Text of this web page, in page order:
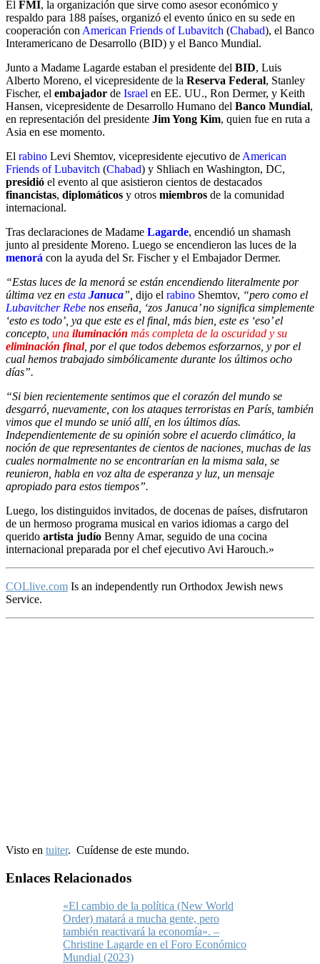
El FMI, la organización que sirve como asesor económico y
respaldo para 188 países, organizó el evento único en su sede en
cooperación con American Friends of Lubavitch (Chabad), el Banco
Interamericano de Desarrollo (BID) y el Banco Mundial.
Junto a Madame Lagarde estaban el presidente del BID, Luis
Alberto Moreno, el vicepresidente de la Reserva Federal, Stanley
Fischer, el embajador de Israel en EE. UU., Ron Dermer, y Keith
Hansen, vicepresidente de Desarrollo Humano del Banco Mundial,
en representación del presidente Jim Yong Kim, quien fue en ruta a
Asia en ese momento.
El rabino Levi Shemtov, vicepresidente ejecutivo de American
Friends of Lubavitch (Chabad) y Shliach en Washington, DC,
presidió el evento al que asistieron cientos de destacados
financistas, diplomáticos y otros miembros de la comunidad
internacional.
Tras declaraciones de Madame Lagarde, encendió un shamash
junto al presidente Moreno. Luego se encendieron las luces de la
menorá con la ayuda del Sr. Fischer y el Embajador Dermer.
“Estas luces de la menorá se están encendiendo literalmente por
última vez en esta Januca”, dijo el rabino Shemtov, “pero como el
Lubavitcher Rebe nos enseña, ‘zos Januca’ no significa simplemente
‘esto es todo’, ya que este es el final, más bien, este es ‘eso’ el
concepto, una iluminación más completa de la oscuridad y su
eliminación final, por el que todos debemos esforzarnos, y por el
cual hemos trabajado simbólicamente durante los últimos ocho
días”.
“Si bien recientemente sentimos que el corazón del mundo se
desgarró, nuevamente, con los ataques terroristas en París, también
vimos que el mundo se unió allí, en los últimos días.
Independientemente de su opinión sobre el acuerdo climático, la
noción de que representantes de cientos de naciones, muchas de las
cuales normalmente no se encontrarían en la misma sala, se
reunieron, habla en voz alta de esperanza y luz, un mensaje
apropiado para estos tiempos”.
Luego, los distinguidos invitados, de docenas de países, disfrutaron
de un hermoso programa musical en varios idiomas a cargo del
querido artista judío Benny Amar, seguido de una cocina
internacional preparada por el chef ejecutivo Avi Harouch.»
COLlive.com Is an independently run Orthodox Jewish news
Service.
Visto en tuiter. Cuídense de este mundo.
Enlaces Relacionados
«El cambio de la política (New World
Order) matará a mucha gente, pero
también reactivará la economía». –
Christine Lagarde en el Foro Económico
Mundial (2023)